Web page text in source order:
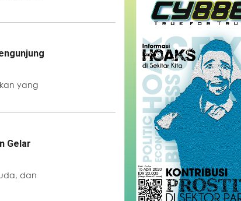
yang
Gelar
dan